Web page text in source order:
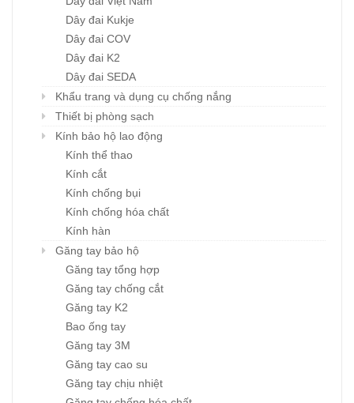
Dây đai Kukje
Dây đai COV
Dây đai K2
Dây đai SEDA
Khẩu trang và dụng cụ chống nắng
Thiết bị phòng sạch
Kính bảo hộ lao động
Kính thể thao
Kính cắt
Kính chống bụi
Kính chống hóa chất
Kính hàn
Găng tay bảo hộ
Găng tay tổng hợp
Găng tay chống cắt
Găng tay K2
Bao ống tay
Găng tay 3M
Găng tay cao su
Găng tay chịu nhiệt